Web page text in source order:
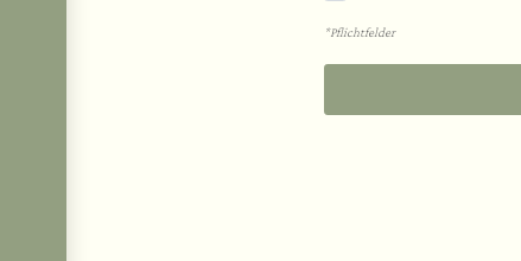
*Pflichtfelder